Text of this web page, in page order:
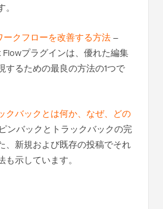
ークフローを改善する方法–
Flowプラグインは、優れた編集
するための最良の方法の1つで
クバックとは何か、なぜ、どの
ンバックとトラックバックの完
、新規および既存の投稿でそれ
示しています。